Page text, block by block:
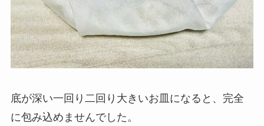
底が深い一回り二回り大きいお皿になると、完全
に包み込めませんでした。